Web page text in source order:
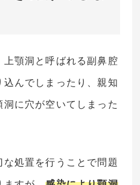
顎洞と呼ばれる副鼻腔
んでしまったり、親知
に穴が空いてしまった
処置を行うことで問題